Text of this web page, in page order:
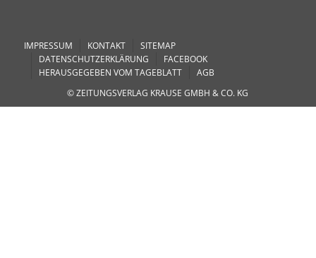
IMPRESSUM KONTAKT
SITEMAP
DATENSCHUTZERKLÄRUNG
FACEBOOK
HERAUSGEGEBEN VOM TAGEBLATT
AGB
© ZEITUNGSVERLAG KRAUSE GMBH & CO. KG